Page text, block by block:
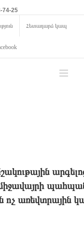
74-25
Հետադարձ կապ
առեվտրային